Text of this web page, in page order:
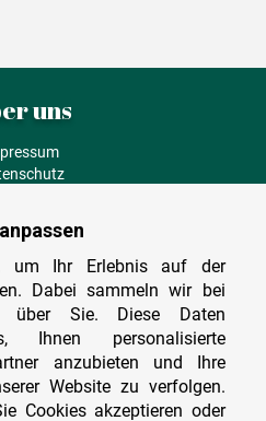
uns
Lieferung
Widerruf
& Support
um Ihr Erlebnis auf der
Dabei sammeln wir bei
über Sie. Diese Daten
Ihnen personalisierte
anzubieten und Ihre
Website zu verfolgen.
Cookies akzeptieren oder